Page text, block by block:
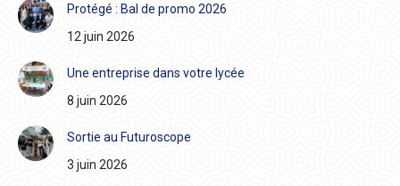
Protégé : Bal de promo 2026
12 juin 2026
Une entreprise dans votre lycée
8 juin 2026
Sortie au Futuroscope
3 juin 2026